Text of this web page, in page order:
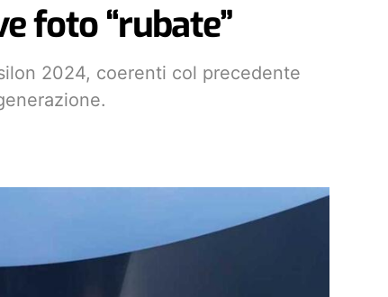
foto “rubate”
2024, coerenti col precedente